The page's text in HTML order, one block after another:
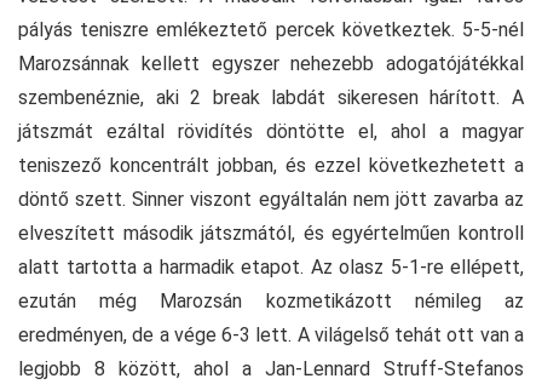
pályás teniszre emlékeztető percek következtek. 5-5-nél
Marozsánnak kellett egyszer nehezebb adogatójátékkal
szembenéznie, aki 2 break labdát sikeresen hárított. A
játszmát ezáltal rövidítés döntötte el, ahol a magyar
teniszező koncentrált jobban, és ezzel következhetett a
döntő szett. Sinner viszont egyáltalán nem jött zavarba az
elveszített második játszmától, és egyértelműen kontroll
alatt tartotta a harmadik etapot. Az olasz 5-1-re ellépett,
ezután még Marozsán kozmetikázott némileg az
eredményen, de a vége 6-3 lett. A világelső tehát ott van a
legjobb 8 között, ahol a Jan-Lennard Struff-Stefanos